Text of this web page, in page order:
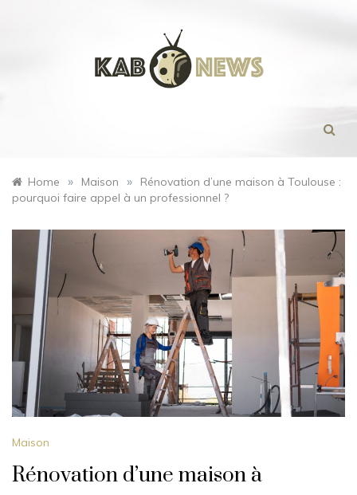
Home » Maison »
Rénovation d’une maison à Toulouse :
pourquoi faire appel à un professionnel ?
Maison
Rénovation d’une maison à